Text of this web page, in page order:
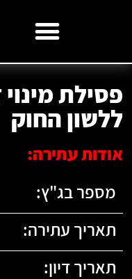
פסילת מינוי
ללשון החוק
אודות עתירה:
מספר בג"ץ:
תאריך עתירה:
תאריך דיון: